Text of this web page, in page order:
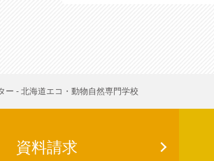
- 北海道エコ・動物自然専門学校
資料請求